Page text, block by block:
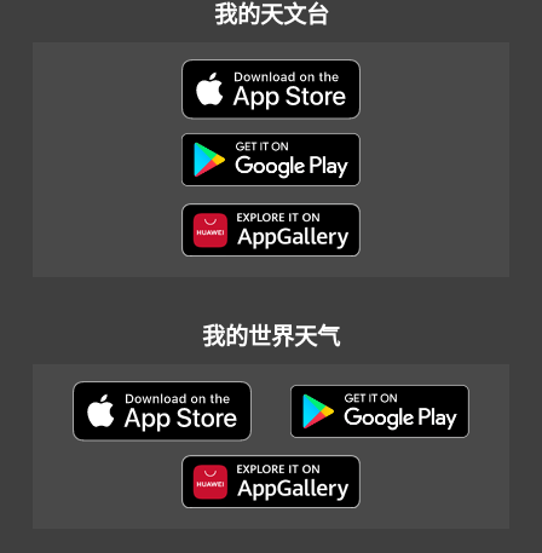
我的天文台
我的世界天气